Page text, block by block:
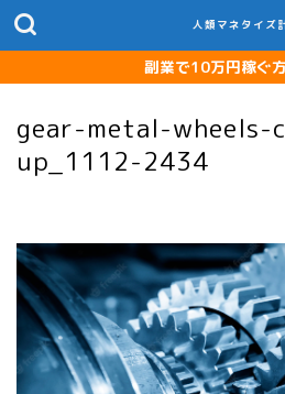
人類マネタイズ
副業で10万円稼ぐ
gear-metal-wheels-
up_1112-2434